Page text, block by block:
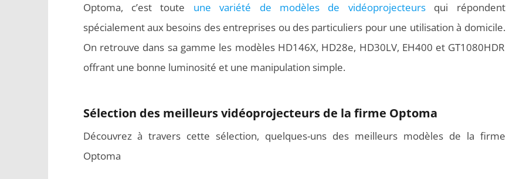
Optoma, c’est toute une variété de modèles de vidéoprojecteursqui répondent
spécialement aux besoins des entreprises ou des particuliers pour une utilisation à domicile.
On retrouve dans sa gamme les modèles HD146X, HD28e, HD30LV, EH400 et GT1080HDR
offrant une bonne luminosité et une manipulation simple.
Sélection des meilleurs vidéoprojecteurs de la firme Optoma
Découvrez à travers cette sélection, quelques-uns des meilleurs modèles de la firme
Optoma